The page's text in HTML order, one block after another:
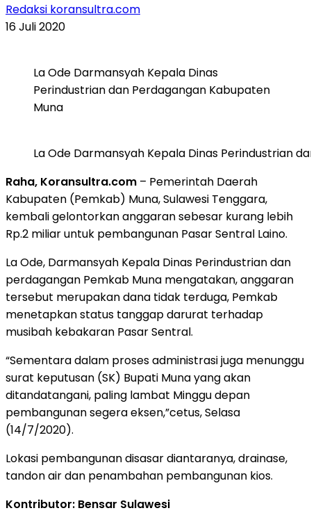
Redaksi koransultra.com
16 Juli 2020
La Ode Darmansyah Kepala Dinas
Perindustrian dan Perdagangan Kabupaten
Muna
La Ode Darmansyah Kepala Dinas Perindustrian
Raha, Koransultra.com – Pemerintah Daerah
Kabupaten (Pemkab) Muna, Sulawesi Tenggara,
kembali gelontorkan anggaran sebesar kurang lebih
Rp.2 miliar untuk pembangunan Pasar Sentral Laino.
La Ode, Darmansyah Kepala Dinas Perindustrian dan
perdagangan Pemkab Muna mengatakan, anggaran
tersebut merupakan dana tidak terduga, Pemkab
menetapkan status tanggap darurat terhadap
musibah kebakaran Pasar Sentral.
“Sementara dalam proses administrasi juga menunggu
surat keputusan (SK) Bupati Muna yang akan
ditandatangani, paling lambat Minggu depan
pembangunan segera eksen,”cetus, Selasa
(14/7/2020).
Lokasi pembangunan disasar diantaranya, drainase,
tandon air dan penambahan pembangunan kios.
Kontributor: Bensar Sulawesi